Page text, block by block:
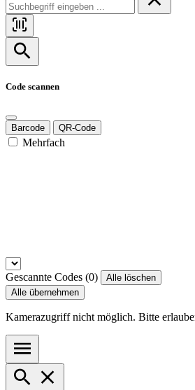
Code scannen
Barcode QR-Code
Mehrfach
Gescannte Codes (0)
Alle löschen
Alle übernehmen
Kamerazugriff nicht möglich. Bitte